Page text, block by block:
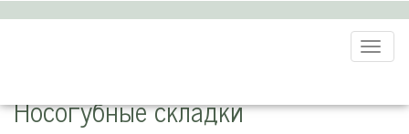
Toggle
ВиАнта>Проблемы>Складки и борозды>Носогубные
Носогубные складки